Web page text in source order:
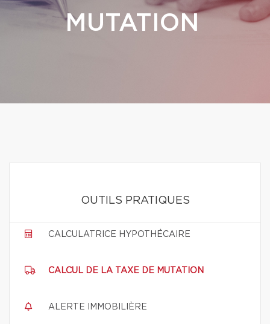
MUTATION
OUTILS PRATIQUES
CALCULATRICE HYPOTHÉCAIRE
CALCUL DE LA TAXE DE MUTATION
ALERTE IMMOBILIÈRE